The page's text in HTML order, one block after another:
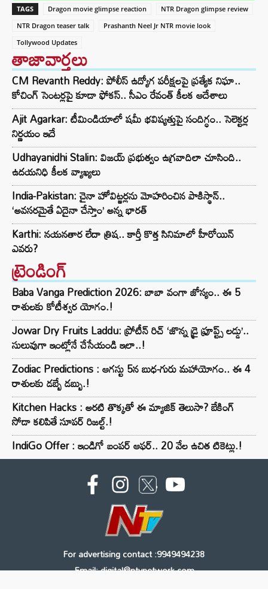
TAGS Dragon movie glimpse reaction
NTR Dragon glimpse review
NTR Dragon teaser talk
Prashanth Neel Jr NTR movie look
Tollywood Updates
తాజావార్తలు
CM Revanth Reddy: పోలీస్ ఉద్యోగ పరీక్షలపై ప్రత్యేక నిఘా..
కోచింగ్ సెంటర్లపై కూడా ఫోకస్.. సీఎం రేవంత్ కీలక ఆదేశాలు
Ajit Agarkar: టీమిండియాలో షమీ భవిష్యత్తుపై సందిగ్ధం.. సెలెక్టర్ల
నిర్ణయం ఇదే
Udhayanidhi Stalin: విజయ్ ప్రభుత్వం ఉగ్రవాదిలా చూసింది..
ఉదయనిధి కీలక వ్యాఖ్యలు
India-Pakistan: చైనా హోవిట్జర్లను మోహరించిన పాకిస్థాన్..
‘అవసరమైతే ఏదైనా చేస్తాం’ అన్న భారత్
Karthi: నయనతార లేదా త్రిష.. కార్తీ కొత్త సినిమాలో హీరోయిన్
ఎవరు?
ట్రెండింగ్‌
Baba Vanga Prediction 2026: బాబా వంగా జోస్యం.. ఈ 5
రాశులకు కోటీశ్వర యోగం.!
Jowar Dry Fruits Laddu: ప్రోటీన్ రిచ్ ‘జొన్న డ్రై ఫ్రూప్ట్స్ లడ్డు’..
సులువుగా ఇంట్లోనే చేసేయండి ఇలా..!
Zodiac Predictions : ఆగస్టు 5న బుధ-గురు మహాయోగం.. ఈ 4
రాశులకు డబ్బే డబ్బు.!
Kitchen Hacks : అరటి తొక్కతో ఈ మ్యాజిక్ తెలుసా? బేకింగ్
సోడా కలిపితే సూపర్ రిజల్ట్.!
IndiGo Offer : ఇండిగో బంపర్ ఆఫర్.. 20 వేల ఉచిత టికెట్లు.!
For advertising contact :9949494238
Email: digital@ntvnetwork.com